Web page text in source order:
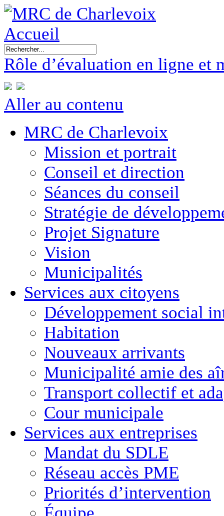
Accueil
Rôle d’évaluation en ligne et
Aller au contenu
MRC de Charlevoix
Mission et portrait
Conseil et direction
Séances du conseil
Stratégie de
Projet Signature
Vision
Municipalités
Services aux citoyens
Développement social
Habitation
Nouveaux arrivants
Municipalité amie des
Transport collectif et
Cour municipale
Services aux entreprises
Mandat du SDLE
Réseau accès PME
Priorités d’intervention